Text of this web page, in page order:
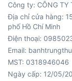
Công ty: CÔNG TY
Địa chỉ cửa hàng:
phố Hồ Chí Minh
Điện thoại:
Email:
MST: 0318946046
Ngày cấp: 12/05/